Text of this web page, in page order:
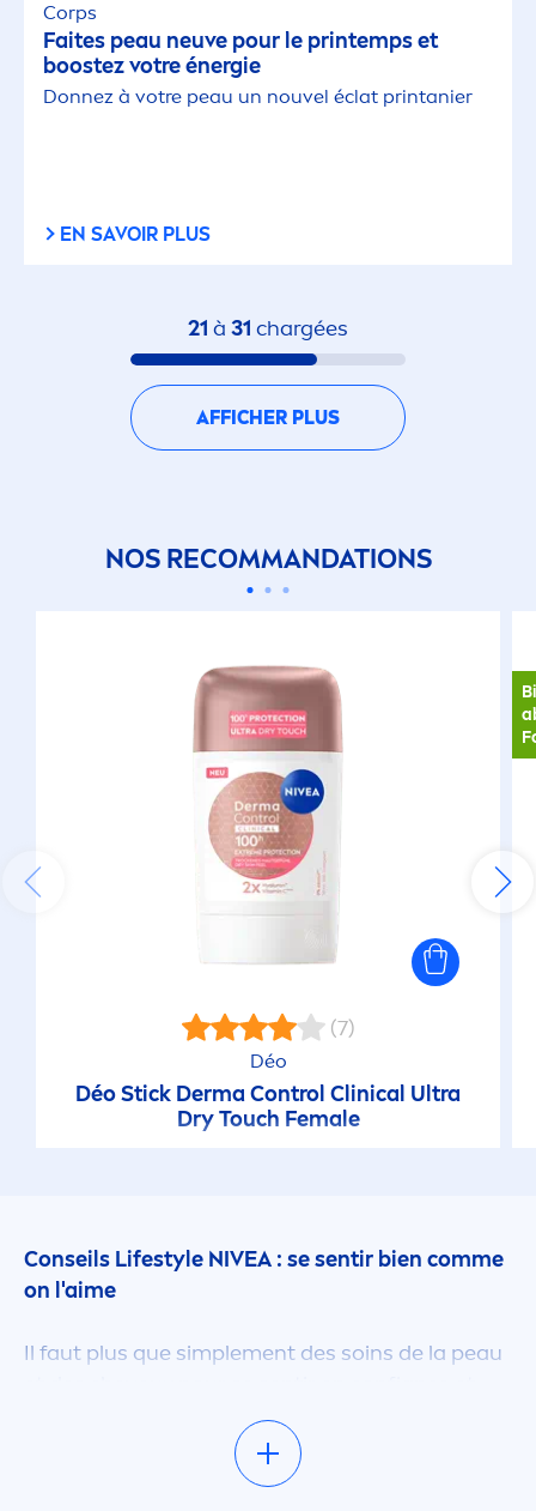
Corps
Faites peau neuve pour le printemps et
boostez votre énergie
Donnez à votre peau un nouvel éclat printanier
EN SAVOIR PLUS
21 à 31 chargées
AFFICHER PLUS
NOS RECOMMANDATIONS
(7)
Déo
Déo Stick Derma Control Clinical Ultra
Dry Touch Female
Conseils Lifestyle NIVEA : se sentir bien comme
on l'aime
Il faut plus que simplement des soins de la peau
bien dans sa peau. Notre mode de vie a une
grande influence sur notre bien-être. Lorsque
nous sommes heureux, il est impossible de